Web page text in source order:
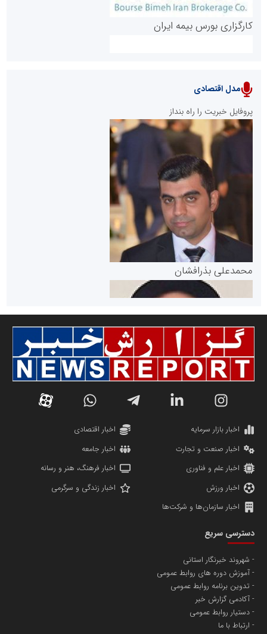
پایگاه خبری نهضت ملی مسکن
پایگاه خبری گفتمان یزد
دانشگاه سئوی ایران
پایگاه اطلاع رسانی اعتلای نهادهای مردمی
کارگزاری بورس بیمه ایران
سازمان بورس و اوراق بهادار
مرجع اخبار موثق در بازارسرمایه
سازمان صنعت،معدن و تجارت
تامین آهن اسفنجی تولیدکنندگان فولاد در کشور
مدل اقتصادی
پروفایل خبریت را راه بنداز
محمدعلی بذرافشان
مریم حاج نوروز نظری
مسعودصادقی
اخبار بازار سرمایه
اخبار اقتصادی
اخبار صنعت و تجارت
اخبار جامعه
اخبار علم و فناوری
اخبار فرهنگ، هنر و رسانه
اخبار ورزش
اخبار زندگی و سرگرمی
اخبار سازمان‌ها و شرکت‌ها
دسترسی سریع
شهروند خبرنگار استانی
آموزش دوره های روابط عمومی
تدوین برنامه روابط عمومی
آکادمی گزارش خبر
دستیار روابط عمومی
ارتباط با ما